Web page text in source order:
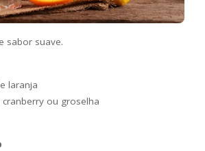
sabor suave.
laranja
cranberry ou groselha